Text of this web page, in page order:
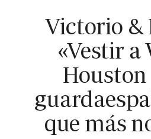
Victorio &
«Vestir
que más